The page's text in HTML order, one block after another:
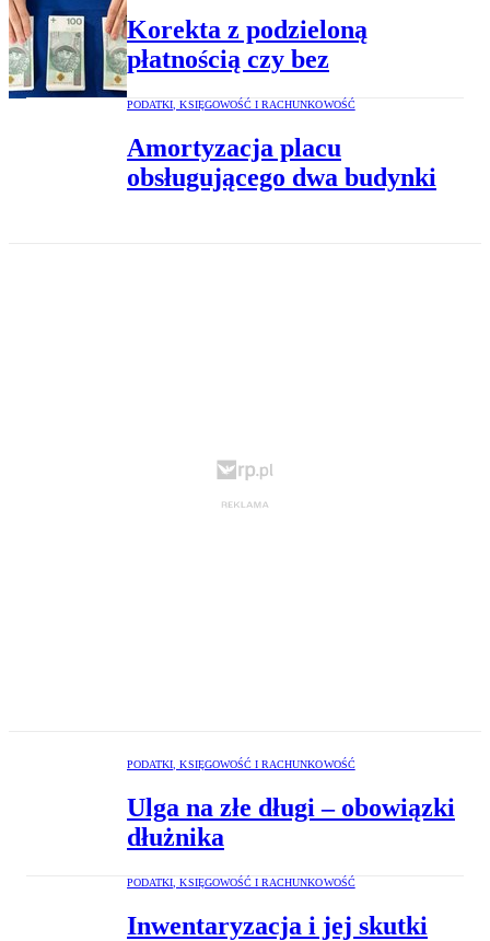
Korekta z podzieloną
płatnością czy bez
PODATKI, KSIĘGOWOŚĆ I RACHUNKOWOŚĆ
Amortyzacja placu
obsługującego dwa budynki
PODATKI, KSIĘGOWOŚĆ I RACHUNKOWOŚĆ
Ulga na złe długi – obowiązki
dłużnika
PODATKI, KSIĘGOWOŚĆ I RACHUNKOWOŚĆ
Inwentaryzacja i jej skutki